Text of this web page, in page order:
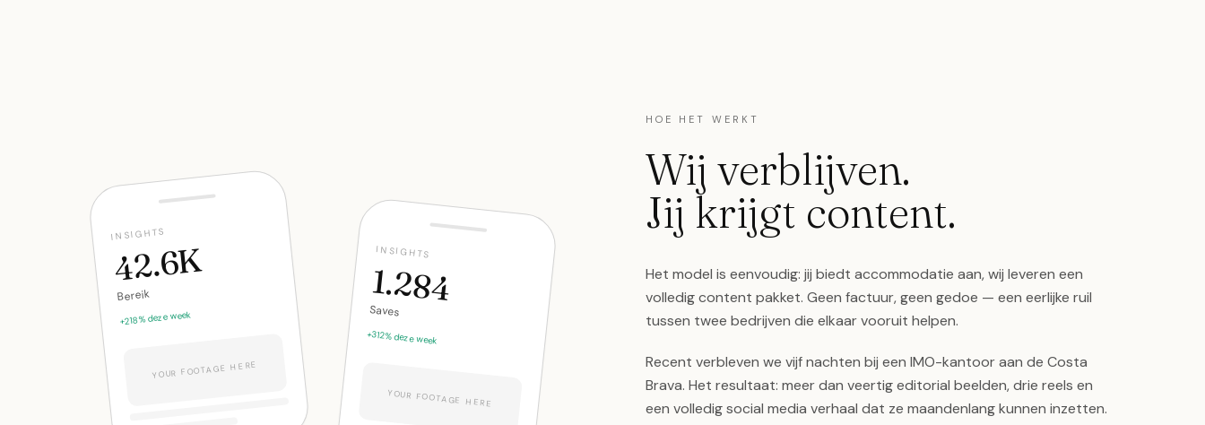
INSIGHTS
42.6K
Bereik
+218% deze week
YOUR FOOTAGE HERE
INSIGHTS
1.284
Saves
+312% deze week
YOUR FOOTAGE HERE
HOE HET WERKT
Wij verblijven.
Jij krijgt content.
Het model is eenvoudig: jij biedt accommodatie aan, wij leveren een
volledig content pakket. Geen factuur, geen gedoe — een eerlijke ruil
tussen twee bedrijven die elkaar vooruit helpen.
Recent verbleven we vijf nachten bij een IMO-kantoor aan de Costa
Brava. Het resultaat: meer dan veertig editorial beelden, drie reels en
een volledig social media verhaal dat ze maandenlang kunnen inzetten.